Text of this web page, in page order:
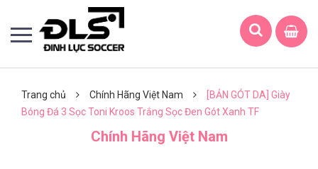
Trang chủ Chính Hãng Việt Nam
[BẢN GÓT DA] Giày
Bóng Đá 3 Sọc Toni Kroos Trắng Sọc Đen Gót Xanh TF
Chính Hãng Việt Nam